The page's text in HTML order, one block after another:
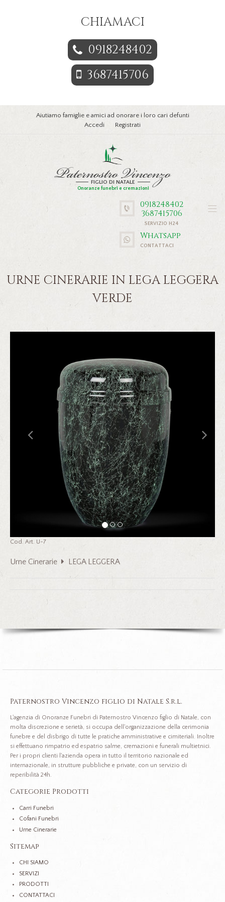
CHIAMACI
0918248402
3687415706
Aiutiamo famiglie e amici ad onorare i loro cari defunti
Accedi
Registrati
Paternostro Vincenzo
FIGLIO DI NATALE
Onoranze funebri e cremazioni
0918248402
3687415706
SERVIZIO H24
Whatsapp
CONTATTACI
URNE CINERARIE IN LEGA LEGGERA
VERDE
Cod. Art. U-7
Urne Cinerarie LEGA LEGGERA
Paternostro Vincenzo figlio di Natale S.r.l.
L'agenzia di Onoranze Funebri di Paternostro Vincenzo figlio di Natale, con
molta discrezione e serietà, si occupa dell'organizzazione della cerimonia
funebre e del disbrigo di tutte le pratiche amministrative e cimiteriali. Inoltre
si effettuano rimpatrio ed espatrio salme, cremazioni e funerali multietnici.
Per i propri clienti l'azienda opera in tutto il territorio nazionale ed
internazionale, in strutture pubbliche e private, con un servizio di
reperibilità 24h.
Categorie Prodotti
Carri Funebri
Cofani Funebri
Urne Cinerarie
Sitemap
CHI SIAMO
SERVIZI
PRODOTTI
CONTATTACI